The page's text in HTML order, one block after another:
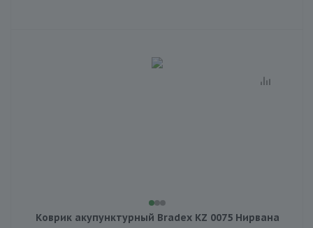
Коврик акупунктурный Bradex KZ 0075 Нирвана